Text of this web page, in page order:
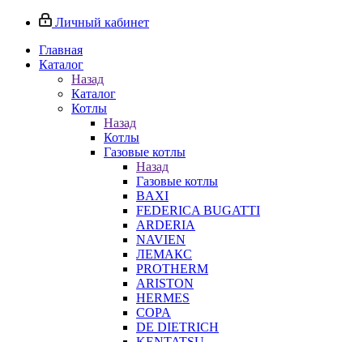
Личный кабинет
Главная
Каталог
Назад
Каталог
Котлы
Назад
Котлы
Газовые котлы
Назад
Газовые котлы
BAXI
FEDERICA BUGATTI
ARDERIA
NAVIEN
ЛЕМАКС
PROTHERM
ARISTON
HERMES
COPA
DE DIETRICH